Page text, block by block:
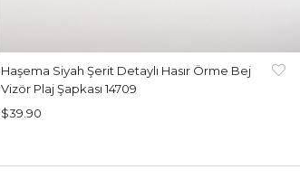
Haşema Siyah Şerit Detaylı Hasır Örme Bej
Vizör Plaj Şapkası 14709
$39.90